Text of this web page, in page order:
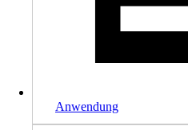
Anwendung